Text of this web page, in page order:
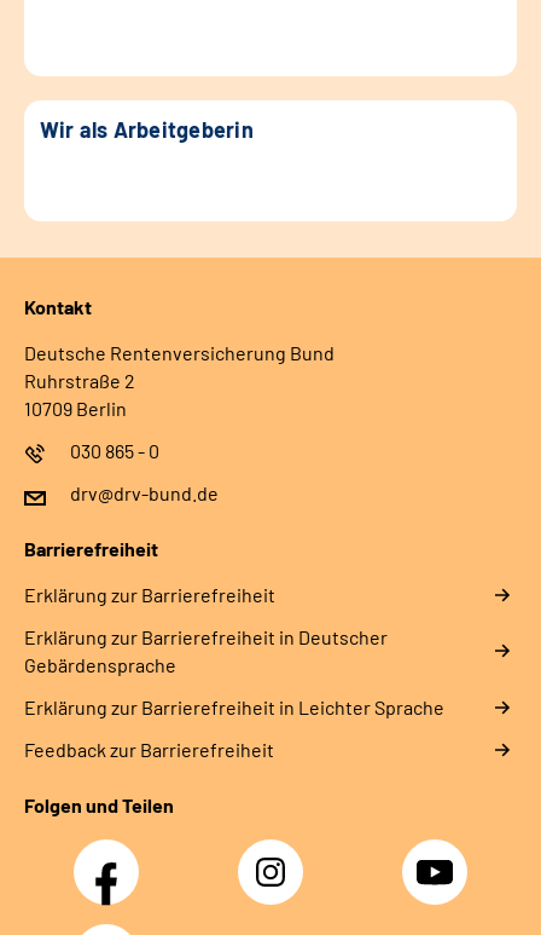
Wir als Arbeitgeberin
Kontakt
Deutsche Rentenversicherung Bund
Ruhrstraße 2
10709 Berlin
030 865 - 0
drv@drv-bund.de
Barrierefreiheit
Erklärung zur Barrierefreiheit
Erklärung zur Barrierefreiheit in Deutscher
Gebärdensprache
Erklärung zur Barrierefreiheit in Leichter Sprache
Feedback zur Barrierefreiheit
Folgen und Teilen
Facebook Instagram YouTube